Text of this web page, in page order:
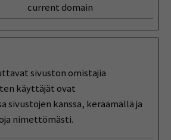
current domain
sivuston omistajia
käyttäjät ovat
sivustojen kanssa, keräämällä ja
nimettömästi.